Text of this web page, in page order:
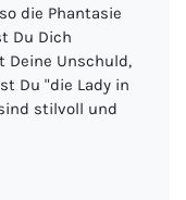
die Phantasie
Du Dich
Unschuld,
Du "die Lady in
stilvoll und